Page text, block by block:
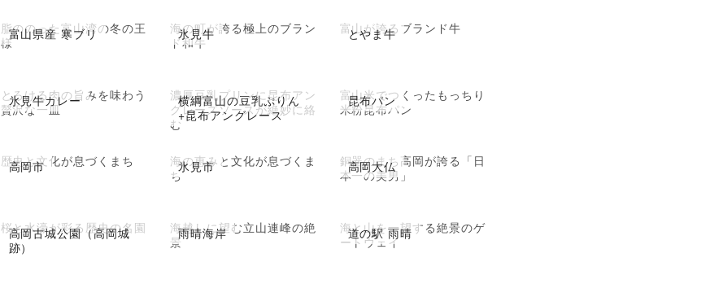
富山県産 寒ブリ
脂ののった富山湾の冬の王
様
氷見牛
海の町が誇る極上のブラン
ド和牛
とやま牛
富山が誇るブランド牛
氷見牛カレー
とろける肉の旨みを味わう
贅沢な一皿
横綱富山の豆乳ぷりん
+昆布アングレース
濃厚豆乳プリンに昆布アン
グレーズソースが絶妙に絡
む
昆布パン
富山米でつくったもっちり
米粉昆布パン
高岡市
歴史と文化が息づくまち 氷見市
海の恵みと文化が息づくま
ち
高岡大仏
銅器のまち高岡が誇る「日
本一の美男」
高岡古城公園（高岡城
跡）
桜と水濠が彩る歴史の名園 雨晴海岸
海越しに望む立山連峰の絶
景
道の駅 雨晴
海と山を一望する絶景のゲ
ートウェイ